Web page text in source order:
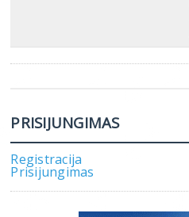
PRISIJUNGIMAS
Registracija
Prisijungimas